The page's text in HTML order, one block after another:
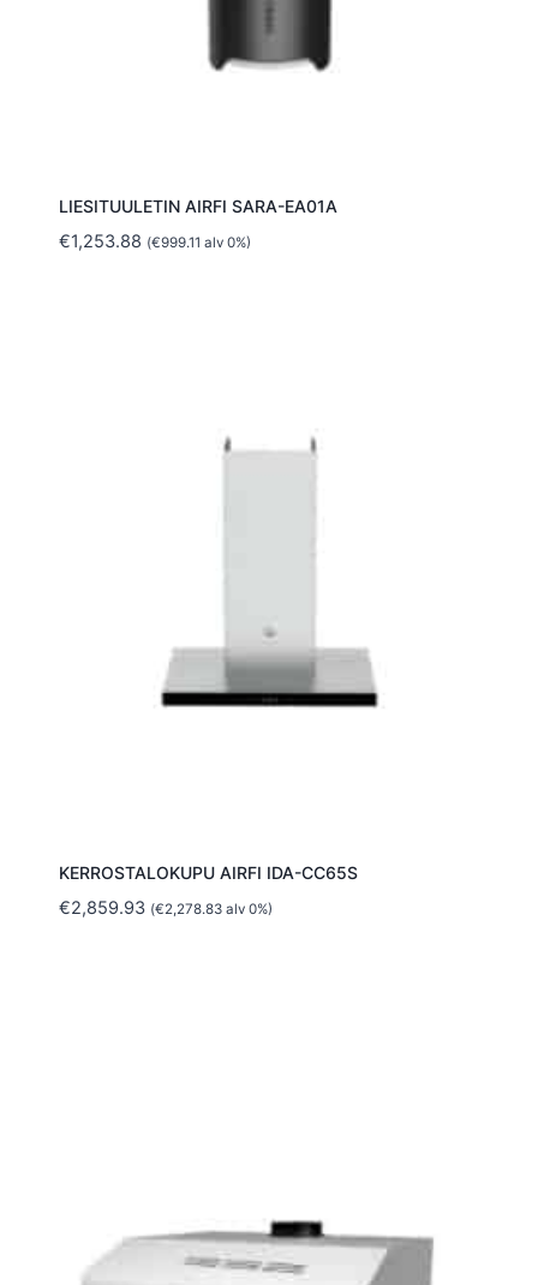
LIESITUULETIN AIRFI SARA-EA01A
€1,253.88 (€999.11 alv 0%)
KERROSTALOKUPU AIRFI IDA-CC65S
€2,859.93 (€2,278.83alv 0%)